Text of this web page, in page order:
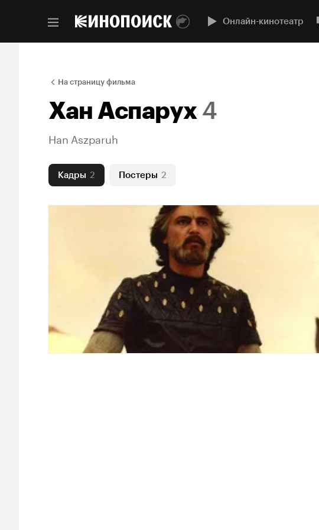
Онлайн-кинотеатр
На страницу фильма
Хан Аспарух4
Han Aszparuh
Кадры 2 Постеры 2